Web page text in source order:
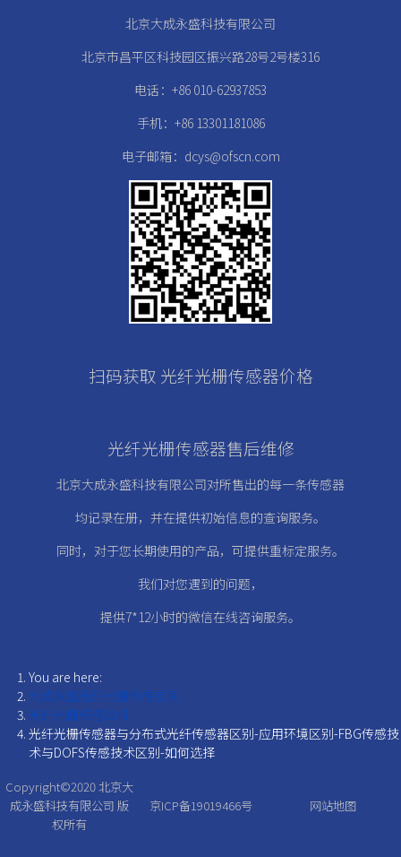
北京大成永盛科技有限公司
北京市昌平区科技园区振兴路28号2号楼316
电话：+86 010-62937853
手机：+86 13301181086
电子邮箱：dcys@ofscn.com
扫码获取 光纤光栅传感器价格
光纤光栅传感器售后维修
北京大成永盛科技有限公司对所售出的每一条传感器
均记录在册， 并在提供初始信息的查询服务。
同时，对于您长期使用的产品，可提供重标定服务。
我们对您遇到的问题，
提供7*12小时的微信在线咨询服务。
You are here:
大成永盛光纤光栅传感官网
光纤光栅传感百科
光纤光栅传感器与分布式光纤传感器区别-应用环境区别-FBG传感技
术与DOFS传感技术区别-如何选择
Copyright©2020北京大
成永盛科技有限公司 版
权所有
京ICP备19019466号 网站地图